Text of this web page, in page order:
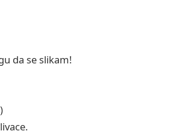
da se slikam!